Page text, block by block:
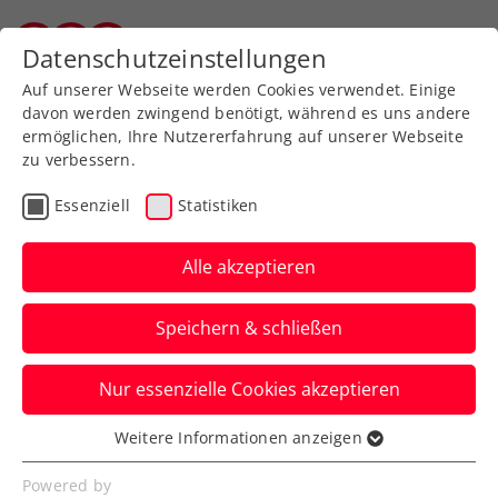
Zurück zur Newsübersicht
Turniere
Next Up Kitzbühel: Die
Zukunft des Tennissports
beim Generali Open
Nach der erfolgreichen Premiere 2022
küren auch heuer fünf hochtalentierte
Jugendliche einen Champion.
Verfasst von: Presseaussendung / Redaktion, 03.08.2023
Datenschutzeinstellungen
Auf unserer Webseite werden Cookies verwendet. Einige
davon werden zwingend benötigt, während es uns andere
ermöglichen, Ihre Nutzererfahrung auf unserer Webseite
zu verbessern.
Essenziell Statistiken
Alle akzeptieren
Speichern & schließen
Nur essenzielle Cookies akzeptieren
Essenziell
Essenzielle Cookies werden für grundlegende
Weitere Informationen anzeigen
Powered by